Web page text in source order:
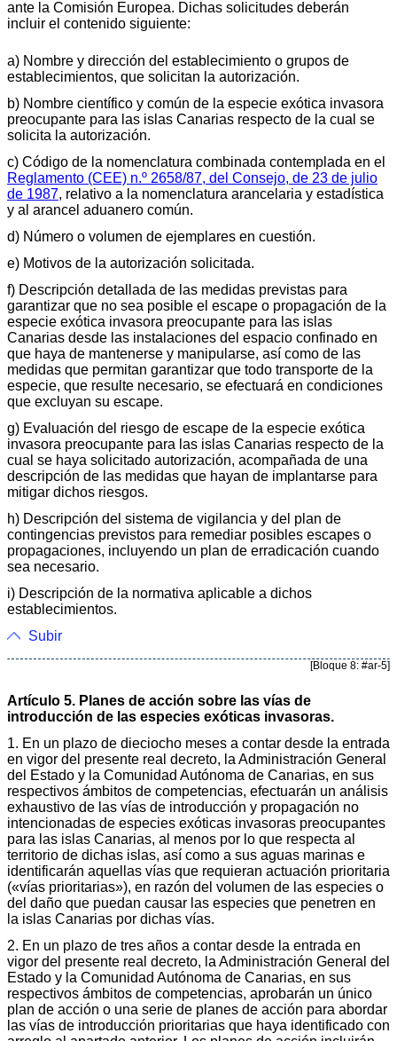
ante la Comisión Europea. Dichas solicitudes deberán
incluir el contenido siguiente:
a) Nombre y dirección del establecimiento o grupos de
establecimientos, que solicitan la autorización.
b) Nombre científico y común de la especie exótica invasora
preocupante para las islas Canarias respecto de la cual se
solicita la autorización.
c) Código de la nomenclatura combinada contemplada en el
Reglamento (CEE) n.º 2658/87, del Consejo, de 23 de julio
de 1987, relativo a la nomenclatura arancelaria y estadística
y al arancel aduanero común.
d) Número o volumen de ejemplares en cuestión.
e) Motivos de la autorización solicitada.
f) Descripción detallada de las medidas previstas para
garantizar que no sea posible el escape o propagación de la
especie exótica invasora preocupante para las islas
Canarias desde las instalaciones del espacio confinado en
que haya de mantenerse y manipularse, así como de las
medidas que permitan garantizar que todo transporte de la
especie, que resulte necesario, se efectuará en condiciones
que excluyan su escape.
g) Evaluación del riesgo de escape de la especie exótica
invasora preocupante para las islas Canarias respecto de la
cual se haya solicitado autorización, acompañada de una
descripción de las medidas que hayan de implantarse para
mitigar dichos riesgos.
h) Descripción del sistema de vigilancia y del plan de
contingencias previstos para remediar posibles escapes o
propagaciones, incluyendo un plan de erradicación cuando
sea necesario.
i) Descripción de la normativa aplicable a dichos
establecimientos.
Subir
[Bloque 8: #ar-5]
Artículo 5. Planes de acción sobre las vías de
introducción de las especies exóticas invasoras.
1. En un plazo de dieciocho meses a contar desde la entrada
en vigor del presente real decreto, la Administración General
del Estado y la Comunidad Autónoma de Canarias, en sus
respectivos ámbitos de competencias, efectuarán un análisis
exhaustivo de las vías de introducción y propagación no
intencionadas de especies exóticas invasoras preocupantes
para las islas Canarias, al menos por lo que respecta al
territorio de dichas islas, así como a sus aguas marinas e
identificarán aquellas vías que requieran actuación prioritaria
(«vías prioritarias»), en razón del volumen de las especies o
del daño que puedan causar las especies que penetren en
la islas Canarias por dichas vías.
2. En un plazo de tres años a contar desde la entrada en
vigor del presente real decreto, la Administración General del
Estado y la Comunidad Autónoma de Canarias, en sus
respectivos ámbitos de competencias, aprobarán un único
plan de acción o una serie de planes de acción para abordar
las vías de introducción prioritarias que haya identificado con